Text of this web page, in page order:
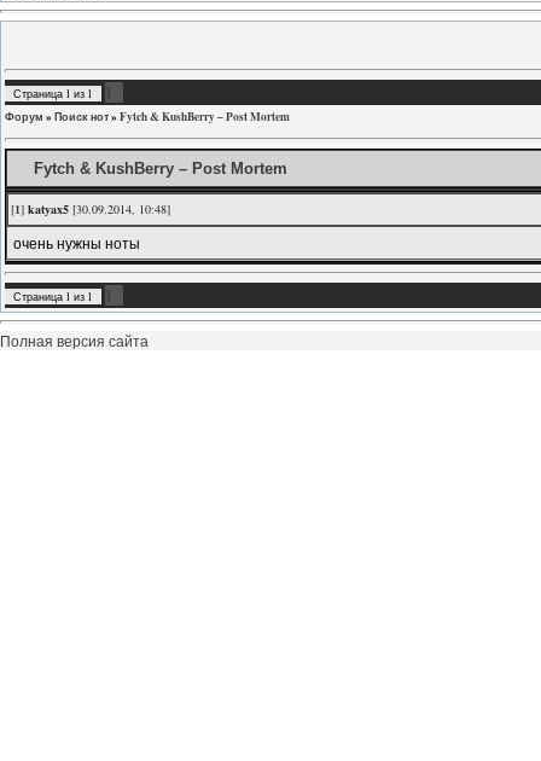
Страница 1 из 1 1
Форум »Поиск нот»Fytch & KushBerry – Post Mortem
Fytch & KushBerry – Post Mortem
[1] katyax5 [30.09.2014, 10:48]
очень нужны ноты
Страница 1 из 1 1
Полная версия сайта